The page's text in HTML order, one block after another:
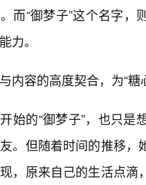
而“御梦子”这个名字
力。
内容的高度契合，为“
始的“御梦子”，也只
。但随着时间的推移
，原来自己的生活点